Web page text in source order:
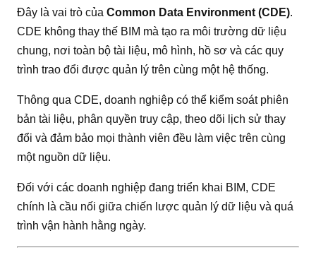
Đây là vai trò của Common Data Environment (CDE).
CDE không thay thế BIM mà tạo ra môi trường dữ liệu
chung, nơi toàn bộ tài liệu, mô hình, hồ sơ và các quy
trình trao đổi được quản lý trên cùng một hệ thống.
Thông qua CDE, doanh nghiệp có thể kiểm soát phiên
bản tài liệu, phân quyền truy cập, theo dõi lịch sử thay
đổi và đảm bảo mọi thành viên đều làm việc trên cùng
một nguồn dữ liệu.
Đối với các doanh nghiệp đang triển khai BIM, CDE
chính là cầu nối giữa chiến lược quản lý dữ liệu và quá
trình vận hành hằng ngày.